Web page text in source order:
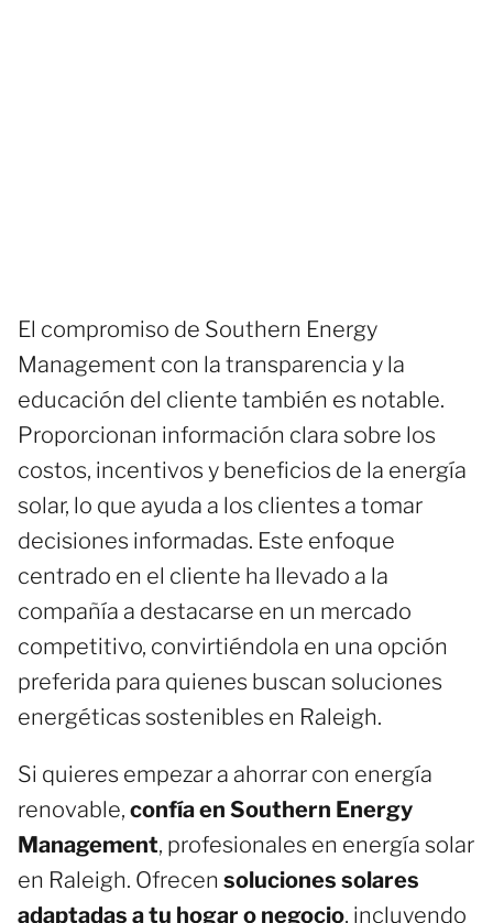
El compromiso de Southern Energy
Management con la transparencia y la
educación del cliente también es notable.
Proporcionan información clara sobre los
costos, incentivos y beneficios de la energía
solar, lo que ayuda a los clientes a tomar
decisiones informadas. Este enfoque
centrado en el cliente ha llevado a la
compañía a destacarse en un mercado
competitivo, convirtiéndola en una opción
preferida para quienes buscan soluciones
energéticas sostenibles en Raleigh.
Si quieres empezar a ahorrar con energía
renovable, confía en Southern Energy
Management, profesionales en energía solar
en Raleigh. Ofrecen soluciones solares
adaptadas a tu hogar o negocio, incluyendo